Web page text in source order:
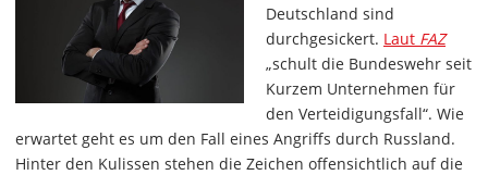
Deutschland sind
durchgesickert. Laut FAZ
„schult die Bundeswehr seit
Kurzem Unternehmen für
den Verteidigungsfall“. Wie
erwartet geht es um den Fall eines Angriffs durch Russland.
Hinter den Kulissen stehen die Zeichen offensichtlich auf die